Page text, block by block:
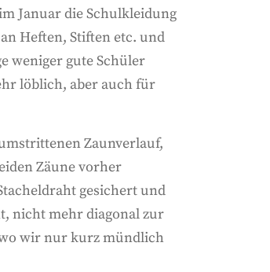
Januar die Schulkleidung
Heften, Stiften etc. und
weniger gute Schüler
löblich, aber auch für
Zaunverlauf,
Zäune vorher
gesichert und
nicht mehr diagonal zur
wir nur kurz mündlich